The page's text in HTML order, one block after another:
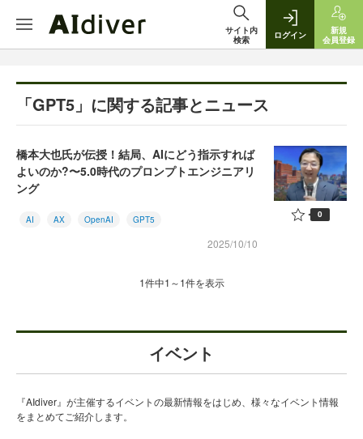
サイト内
検索
ログイン
新規
会員登録
「GPT5」に関する記事とニュース
橋本大也氏が伝授！結局、AIにどう指示すれば
よいのか?〜5.0時代のプロンプトエンジニアリ
ング
AI AX OpenAI GPT5
2025/10/10
0
1件中1～1件を表示
イベント
『AIdiver』が主催するイベントの最新情報をはじめ、様々なイベント情報
をまとめてご紹介します。